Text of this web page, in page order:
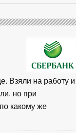
Взяли на работу и
но при
какому же